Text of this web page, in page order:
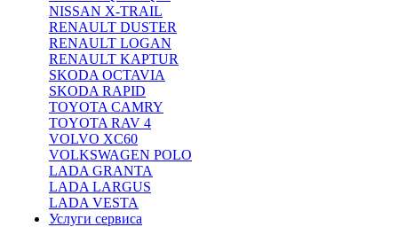
NISSAN X-TRAIL
RENAULT DUSTER
RENAULT LOGAN
RENAULT KAPTUR
SKODA OCTAVIA
SKODA RAPID
TOYOTA CAMRY
TOYOTA RAV 4
VOLVO XC60
VOLKSWAGEN POLO
LADA GRANTA
LADA LARGUS
LADA VESTA
Услуги сервиса